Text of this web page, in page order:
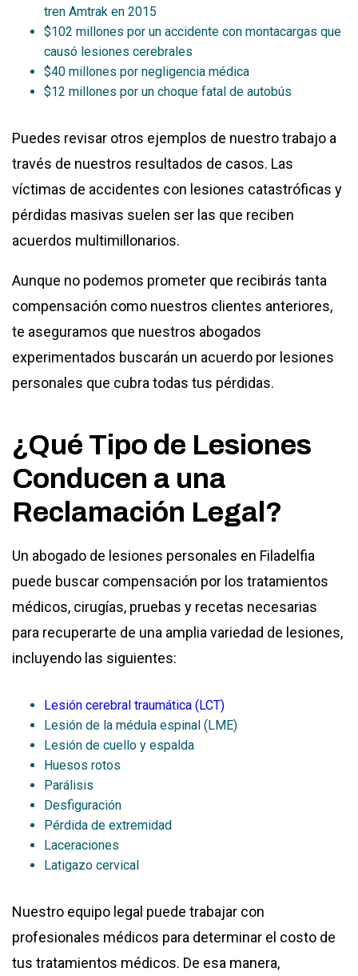
tren Amtrak en 2015
$102 millones por un accidente con montacargas que
causó lesiones cerebrales
$40 millones por negligencia médica
$12 millones por un choque fatal de autobús
Puedes revisar otros ejemplos de nuestro trabajo a
través de nuestros resultados de casos. Las
víctimas de accidentes con lesiones catastróficas y
pérdidas masivas suelen ser las que reciben
acuerdos multimillonarios.
Aunque no podemos prometer que recibirás tanta
compensación como nuestros clientes anteriores,
te aseguramos que nuestros abogados
experimentados buscarán un acuerdo por lesiones
personales que cubra todas tus pérdidas.
¿Qué Tipo de Lesiones
Conducen a una
Reclamación Legal?
Un abogado de lesiones personales en Filadelfia
puede buscar compensación por los tratamientos
médicos, cirugías, pruebas y recetas necesarias
para recuperarte de una amplia variedad de lesiones,
incluyendo las siguientes:
Lesión cerebral traumática (LCT)
Lesión de la médula espinal (LME)
Lesión de cuello y espalda
Huesos rotos
Parálisis
Desfiguración
Pérdida de extremidad
Laceraciones
Latigazo cervical
Nuestro equipo legal puede trabajar con
profesionales médicos para determinar el costo de
tus tratamientos médicos. De esa manera,